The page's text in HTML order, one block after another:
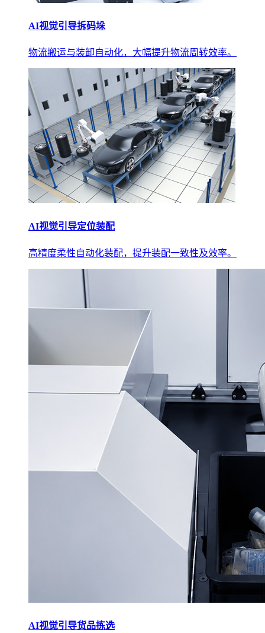
AI视觉引导拆码垛
物流搬运与装卸自动化，大幅提升物流周转效率。
AI视觉引导定位装配
高精度柔性自动化装配，提升装配一致性及效率。
AI视觉引导货品拣选